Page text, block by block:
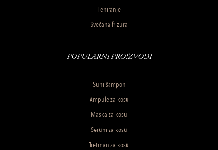
Feniranje
Svečana frizura
POPULARNI PROIZVODI
Suhi šampon
Ampule za kosu
Maska za kosu
Serum za kosu
Tretman za kosu